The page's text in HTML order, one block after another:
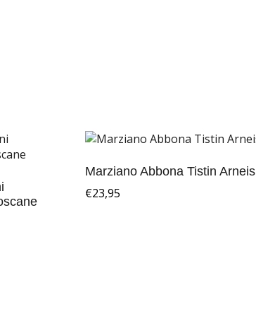
Marziano Abbona Tistin Arneis
€23,95